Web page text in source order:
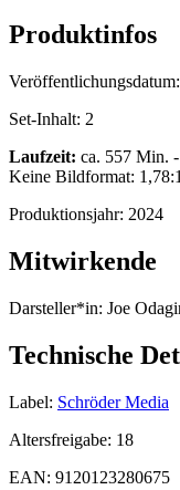
Produktinfos
Veröffentlichungsdatum:
Set-Inhalt: 2
Laufzeit: ca. 557 Min.
Keine Bildformat:
Produktionsjahr: 2024
Mitwirkende
Darsteller*in: Joe
Technische
Label: Schröder Media
Altersfreigabe: 18
EAN: 9120123280675